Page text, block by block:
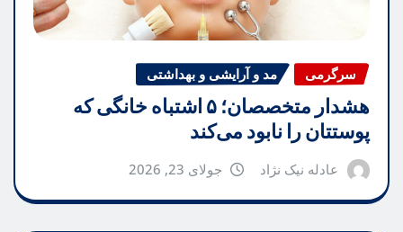
سرگرمی مد و آرایشی و بهداشتی
هشدار متخصصان؛ ۵ اشتباه خانگی که
پوستتان را نابود می‌کند
عادله نیک نژاد جولای 23, 2026